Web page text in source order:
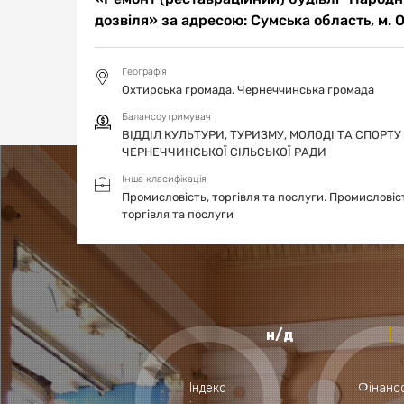
дозвіля» за адресою: Сумська область, м.
Географія
Охтирська громада. Чернеччинська громада
Балансоутримувач
ВІДДІЛ КУЛЬТУРИ, ТУРИЗМУ, МОЛОДІ ТА СПОРТУ
ЧЕРНЕЧЧИНСЬКОЇ СІЛЬСЬКОЇ РАДИ
Інша класифікація
Промисловість, торгівля та послуги.
торгівля та послуги
Індекс
н/д